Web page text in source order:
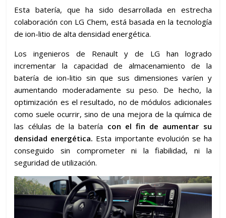
Esta batería, que ha sido desarrollada en estrecha
colaboración con LG Chem, está basada en la tecnología
de ion-litio de alta densidad energética.
Los ingenieros de Renault y de LG han logrado
incrementar la capacidad de almacenamiento de la
batería de ion-litio sin que sus dimensiones varíen y
aumentando moderadamente su peso. De hecho, la
optimización es el resultado, no de módulos adicionales
como suele ocurrir, sino de una mejora de la química de
las células de la batería con el fin de aumentar su
densidad energética. Esta importante evolución se ha
conseguido sin comprometer ni la fiabilidad, ni la
seguridad de utilización.